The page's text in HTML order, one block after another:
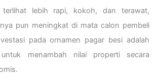
terlihat lebih rapi, kokoh, dan terawat,
pun meningkat di mata calon pembeli
pada ornamen pagar besi adalah
menambah nilai properti secara